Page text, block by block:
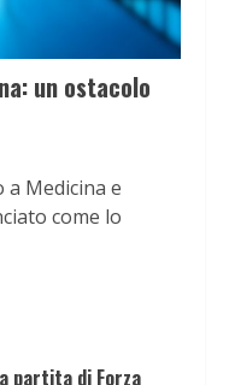
un ostacolo
a Medicina e
come lo
partita di Forza